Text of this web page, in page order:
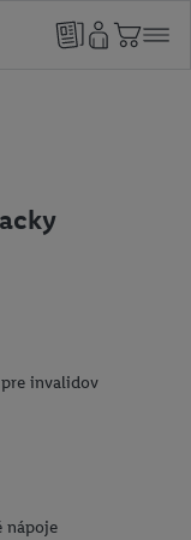
invalidov
nápoje